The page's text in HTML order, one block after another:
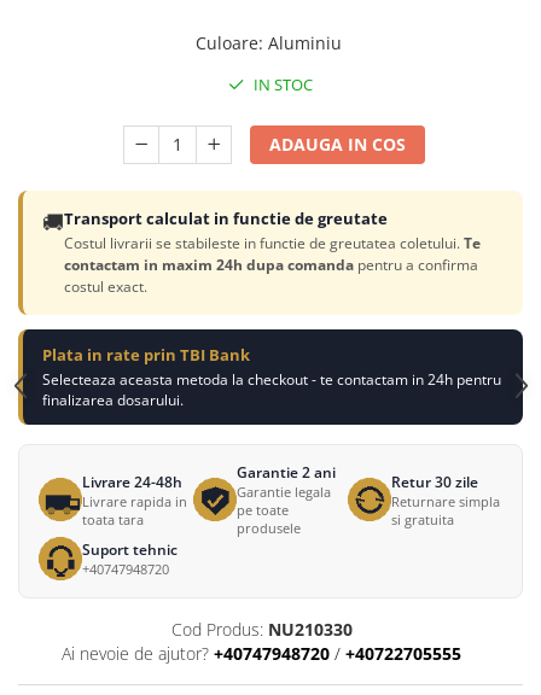
Culoare: Aluminiu
IN STOC
ADAUGA IN COS
🚚Transport calculat in functie de greutate
Costul livrarii se stabileste in functie de greutatea coletului.Te
contactam in maxim 24h dupa comanda pentru a confirma
costul exact.
Plata in rate prin TBI Bank
Selecteaza aceasta metoda la checkout - te contactam in 24h pentru
finalizarea dosarului.
Livrare 24-48h
Livrare rapida in
toata tara
Garantie 2 ani
Garantie legala
pe toate
produsele
Retur 30 zile
Returnare simpla
si gratuita
Suport tehnic
+40747948720
Cod Produs: NU210330
Ai nevoie de ajutor? +40747948720 / +40722705555